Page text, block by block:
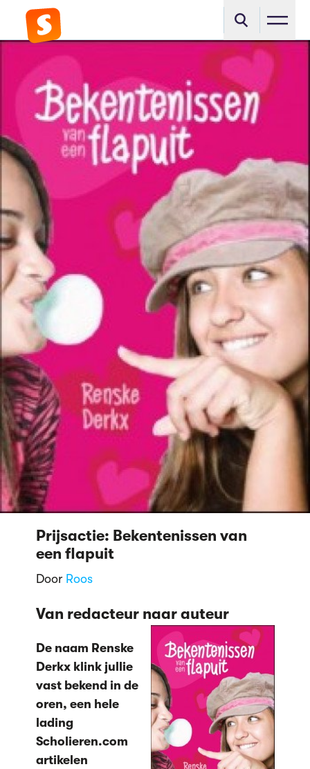
Prijsactie: Bekentenissen van
een flapuit
Door Roos
Van redacteur naar auteur
De naam Renske
Derkx klink jullie
vast bekend in de
oren, een hele
lading
Scholieren.com
artikelen